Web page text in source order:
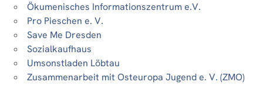
Ökumenisches Informationszentrum e.V.
Pro Pieschen e. V.
Save Me Dresden
Sozialkaufhaus
Umsonstladen Löbtau
Zusammenarbeit mit Osteuropa Jugend e. V. (ZMO)